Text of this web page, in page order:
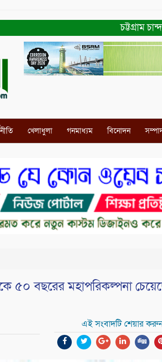
চট্টগ্রাম
খেলাধুলা গনমাধ্যম বিনোদন
৫০ বছরের মহাপরিকল্পনা
এই সংবাদটি শেয়ার